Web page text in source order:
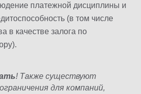
платежной дисциплины и
(в том числе
в качестве залога по
! Также существуют
для компаний,